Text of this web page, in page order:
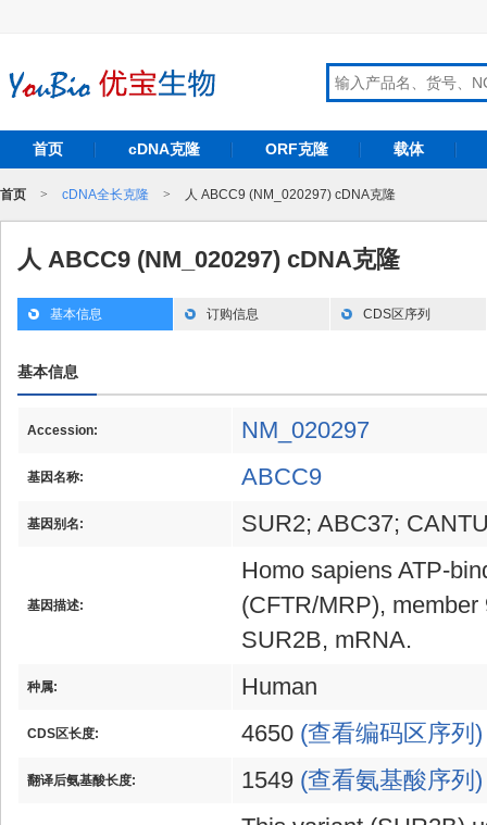
首页 cDNA克隆 ORF克隆 载体
首页 > cDNA全长克隆 > 人 ABCC9 (NM_020297) cDNA克隆
人 ABCC9 (NM_020297) cDNA克隆
基本信息 订购信息 CDS区序列
基本信息
Accession: NM_020297
基因名称: ABCC9
基因别名: SUR2; ABC37;
基因描述:
Homo sapiens ATP-
(CFTR/MRP),
SUR2B, mRNA.
种属: Human
CDS区长度: 4650 (查看编码区序列)
翻译后氨基酸长度: 1549 (查看氨基酸序列)